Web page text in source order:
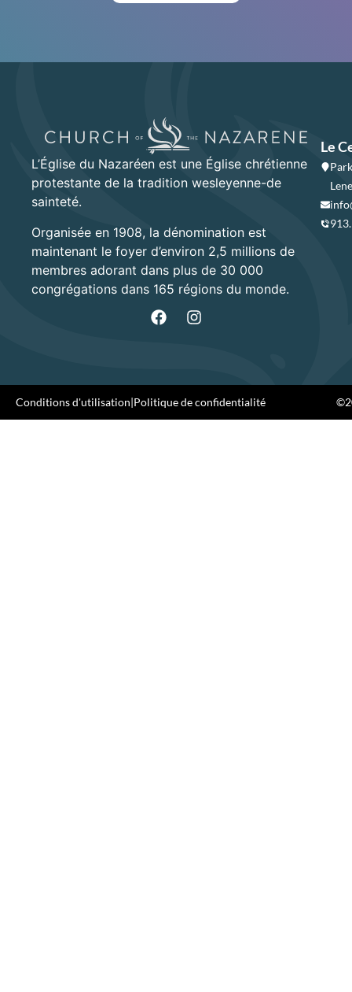
L’Église du Nazaréen est une Église chrétienne
protestante de la tradition wesleyenne-de
sainteté.
Organisée en 1908, la dénomination est
maintenant le foyer d’environ 2,5 millions de
membres adorant dans plus de 30 000
congrégations dans 165 régions du monde.
Le
Conditions d'utilisation|Politique de confidentialité